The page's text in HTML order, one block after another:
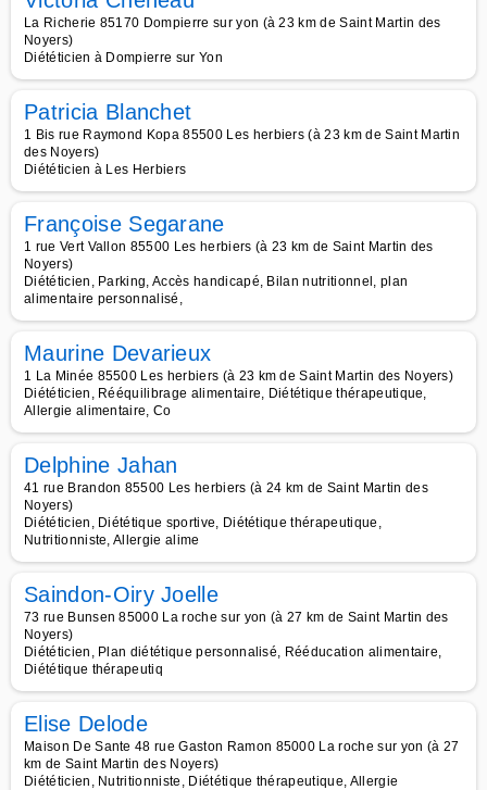
La Richerie 85170 Dompierre sur yon (à 23 km de Saint Martin des
Noyers)
Diététicien à Dompierre sur Yon
Patricia Blanchet
1 Bis rue Raymond Kopa 85500 Les herbiers (à 23 km de Saint Martin
des Noyers)
Diététicien à Les Herbiers
Françoise Segarane
1 rue Vert Vallon 85500 Les herbiers (à 23 km de Saint Martin des
Noyers)
Diététicien, Parking, Accès handicapé, Bilan nutritionnel, plan
alimentaire personnalisé,
Maurine Devarieux
1 La Minée 85500 Les herbiers (à 23 km de Saint Martin des Noyers)
Diététicien, Rééquilibrage alimentaire, Diététique thérapeutique,
Allergie alimentaire, Co
Delphine Jahan
41 rue Brandon 85500 Les herbiers (à 24 km de Saint Martin des
Noyers)
Diététicien, Diététique sportive, Diététique thérapeutique,
Nutritionniste, Allergie alime
Saindon-Oiry Joelle
73 rue Bunsen 85000 La roche sur yon (à 27 km de Saint Martin des
Noyers)
Diététicien, Plan diététique personnalisé, Rééducation alimentaire,
Diététique thérapeutiq
Elise Delode
Maison De Sante 48 rue Gaston Ramon 85000 La roche sur yon (à 27
km de Saint Martin des Noyers)
Diététicien, Nutritionniste, Diététique thérapeutique, Allergie